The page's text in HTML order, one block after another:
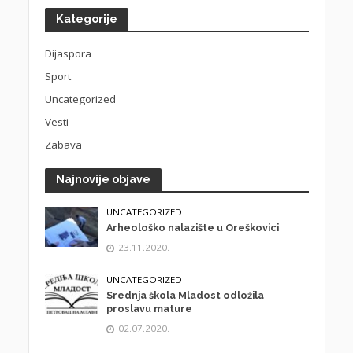
Kategorije
Dijaspora
Sport
Uncategorized
Vesti
Zabava
Najnovije objave
UNCATEGORIZED
Arheološko nalazište u Oreškovici
23.11.2020.
UNCATEGORIZED
Srednja škola Mladost odložila
proslavu mature
02.07.2020.